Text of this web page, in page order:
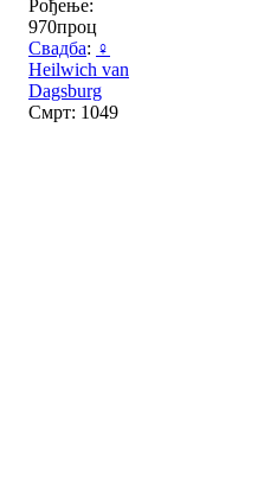
Рођење:
970проц
Свадба: ♀
Heilwich van
Dagsburg
Смрт: 1049